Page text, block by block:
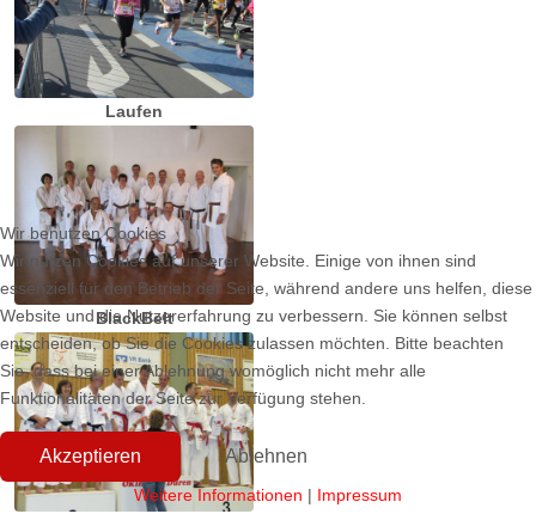
Laufen
BlackBelt
Wir benutzen Cookies
Wir nutzen Cookies auf unserer Website. Einige von ihnen sind
essenziell für den Betrieb der Seite, während andere uns helfen, diese
Website und die Nutzererfahrung zu verbessern. Sie können selbst
entscheiden, ob Sie die Cookies zulassen möchten. Bitte beachten
Sie, dass bei einer Ablehnung womöglich nicht mehr alle
Funktionalitäten der Seite zur Verfügung stehen.
Akzeptieren Ablehnen
Weitere Informationen | Impressum